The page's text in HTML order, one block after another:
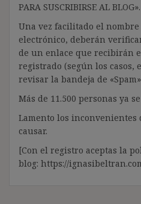
PARA SUSCRIBIRSE AL BLOG».
Una vez facilitado el
electrónico, deberán
de un enlace que recibirán
registrado (según los casos,
revisar la bandeja de
Más de 11.500 personas ya
Lamento los inconvenientes
causar.
[Con el registro aceptas la
blog: https://